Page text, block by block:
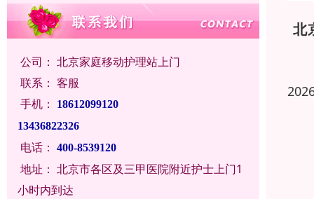
公司： 北京家庭移动护理站上门
联系： 客服
手机：
18612099120
13436822326
电话： 400-8539120
地址： 北京市各区及三甲医院附近护士上门1
小时内到达
北